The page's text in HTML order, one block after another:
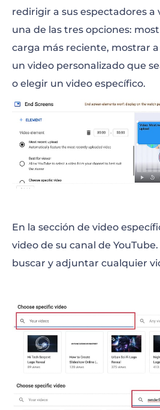
redirigir a sus espectadores a
una de las tres opciones:
carga más reciente, mostrar
un video personalizado que
o elegir un video específico.
En la sección de video
video de su canal de
buscar y adjuntar cualquier